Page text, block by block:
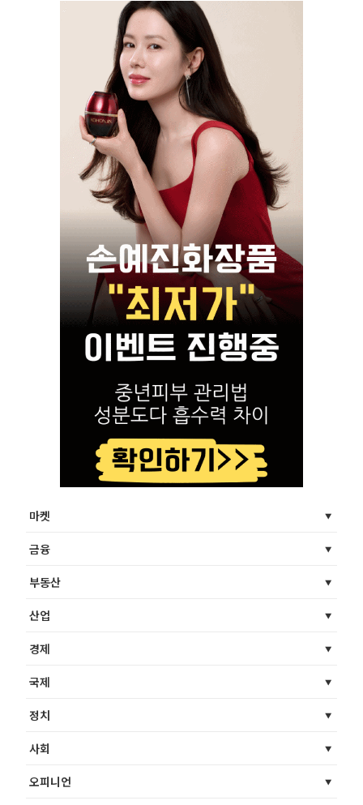
마켓
금융
부동산
산업
경제
국제
정치
사회
오피니언